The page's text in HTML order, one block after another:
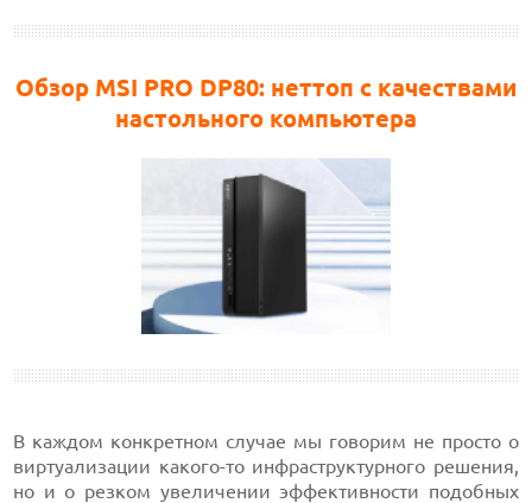
Обзор MSI PRO DP80: неттоп с качествами
настольного компьютера
В каждом конкретном случае мы говорим не просто о
виртуализации какого-то инфраструктурного решения,
но и о резком увеличении эффективности подобных